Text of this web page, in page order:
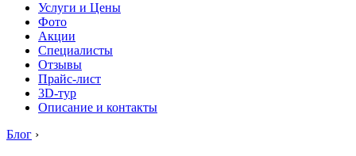
Услуги и Цены
Фото
Акции
Специалисты
Отзывы
Прайс-лист
3D-тур
Описание и контакты
Блог ›